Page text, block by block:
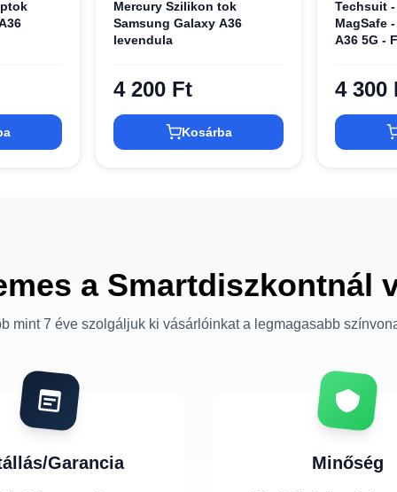
Mercury Szilikon tok
Samsung Galaxy A36
levendula
4 200 Ft
Kosárba
Techsuit
MagSafe
A36 5G -
4 300
a Smartdiszkontnál
mint 7 éve szolgáljuk ki vásárlóinkat a legmagasabb
Garancia Minőség